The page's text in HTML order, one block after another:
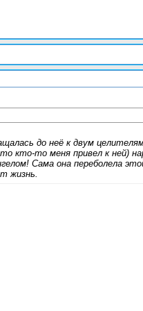
до неё к двум
кто-то меня привел к ней)
Сама она переболела
жизнь.